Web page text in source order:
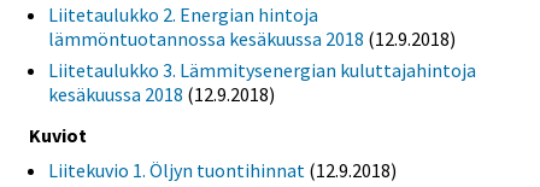
Liitetaulukko 2. Energian hintoja
lämmöntuotannossa kesäkuussa 2018 (12.9.2018)
Liitetaulukko 3. Lämmitysenergian kuluttajahintoja
kesäkuussa 2018 (12.9.2018)
Kuviot
Liitekuvio 1. Öljyn tuontihinnat (12.9.2018)